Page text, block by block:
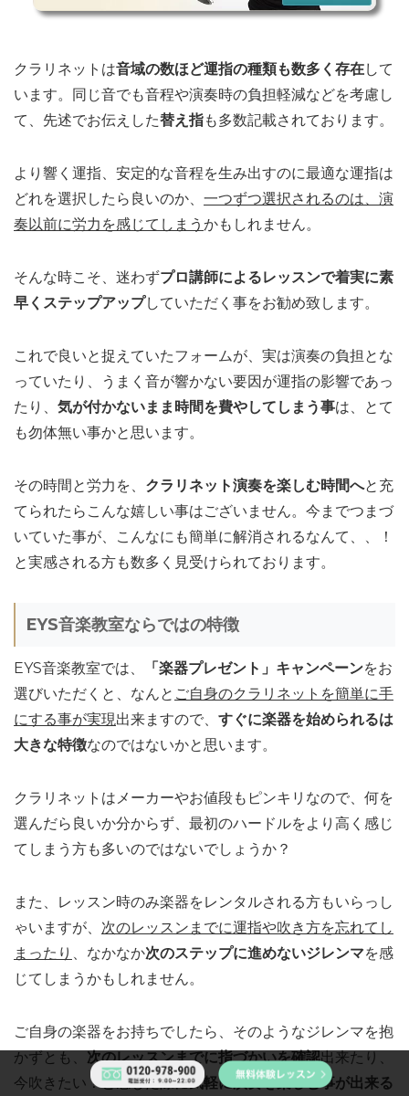
クラリネットは音域の数ほど運指の種類も数多く存在して
います。同じ音でも音程や演奏時の負担軽減などを考慮し
て、先述でお伝えした替え指も多数記載されております。
より響く運指、安定的な音程を生み出すのに最適な運指は
どれを選択したら良いのか、 一つずつ選択されるのは、演
奏以前に労力を感じてしまう かもしれません。
そんな時こそ、迷わずプロ講師によるレッスンで着実に素
早くステップアップしていただく事をお勧め致します。
これで良いと捉えていたフォームが、実は演奏の負担とな
っていたり、うまく音が響かない要因が運指の影響であっ
たり、 気が付かないまま時間を費やしてしまう事は、とて
も勿体無い事かと思います。
その時間と労力を、 クラリネット演奏を楽しむ時間へと充
てられたらこんな嬉しい事はございません。今までつまづ
いていた事が、こんなにも簡単に解消されるなんて、、！
と実感される方も数多く見受けられております。
EYS音楽教室ならではの特徴
EYS音楽教室では、 「楽器プレゼント」キャンペーンをお
選びいただくと、なんと ご自身のクラリネットを簡単に手
にする事が実現出来ますので、 すぐに楽器を始められるは
大きな特徴なのではないかと思います。
クラリネットはメーカーやお値段もピンキリなので、何を
選んだら良いか分からず、最初のハードルをより高く感じ
てしまう方も多いのではないでしょうか？
また、レッスン時のみ楽器をレンタルされる方もいらっし
ゃいますが、 次のレッスンまでに運指や吹き方を忘れてし
まったり 、なかなか次のステップに進めないジレンマを感
じてしまうかもしれません。
ご自身の楽器をお持ちでしたら、そのようなジレンマを抱
かずとも、 次のレッスンまでに指づかいを確認出来たり、
今吹きたい！と感じた際に気軽に演奏を楽しむ事が出来る